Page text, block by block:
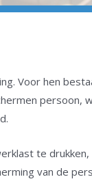
Voor hen
persoon,
te
van de